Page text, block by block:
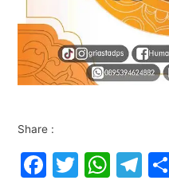
Share :
F
T
W T